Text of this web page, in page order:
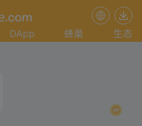
DApp 蜂巢
生态